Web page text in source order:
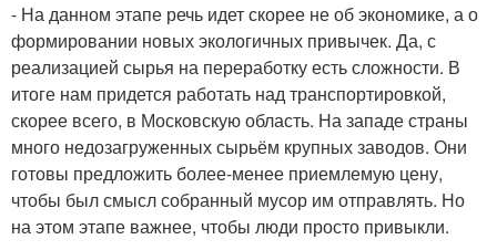
- На данном этапе речь идет скорее не об экономике, а о
формировании новых экологичных привычек. Да, с
реализацией сырья на переработку есть сложности. В
итоге нам придется работать над транспортировкой,
скорее всего, в Московскую область. На западе страны
много недозагруженных сырьём крупных заводов. Они
готовы предложить более-менее приемлемую цену,
чтобы был смысл собранный мусор им отправлять. Но
на этом этапе важнее, чтобы люди просто привыкли.